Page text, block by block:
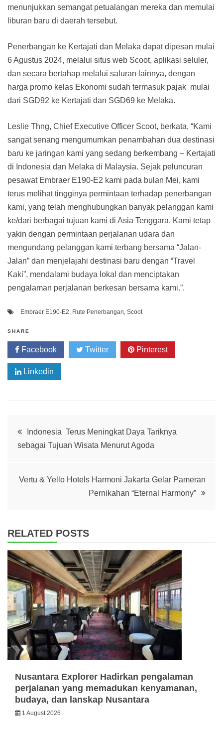
menunjukkan semangat petualangan mereka dan memulai
liburan baru di daerah tersebut.
Penerbangan ke Kertajati dan Melaka dapat dipesan mulai
6 Agustus 2024, melalui situs web Scoot, aplikasi seluler,
dan secara bertahap melalui saluran lainnya, dengan
harga promo kelas Ekonomi sudah termasuk pajak mulai
dari SGD92 ke Kertajati dan SGD69 ke Melaka.
Leslie Thng, Chief Executive Officer Scoot, berkata, “Kami
sangat senang mengumumkan penambahan dua destinasi
baru ke jaringan kami yang sedang berkembang – Kertajati
di Indonesia dan Melaka di Malaysia. Sejak peluncuran
pesawat Embraer E190-E2 kami pada bulan Mei, kami
terus melihat tingginya permintaan terhadap penerbangan
kami, yang telah menghubungkan banyak pelanggan kami
ke/dari berbagai tujuan kami di Asia Tenggara. Kami tetap
yakin dengan permintaan perjalanan udara dan
mengundang pelanggan kami terbang bersama “Jalan-
Jalan” dan menjelajahi destinasi baru dengan “Travel
Kaki”, mendalami budaya lokal dan menciptakan
pengalaman perjalanan berkesan bersama kami.”.
Embraer E190-E2 Rute Penerbangan Scoot
SHARE
Facebook Twitter Pinterest
Linkedin
Post
navigation
Indonesia Terus Meningkat Daya Tariknya
sebagai Tujuan Wisata Menurut Agoda
Vertu & Yello Hotels Harmoni Jakarta Gelar Pameran
Pernikahan “Eternal Harmony”
RELATED POSTS
Nusantara Explorer Hadirkan pengalaman
perjalanan yang memadukan kenyamanan,
budaya, dan lanskap Nusantara
1 August 2026